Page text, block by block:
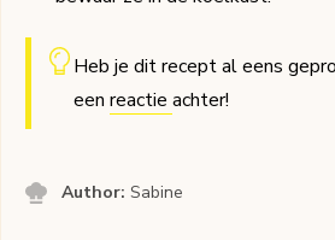
Heb je dit recept al eens
een reactie achter!
Author:Sabine